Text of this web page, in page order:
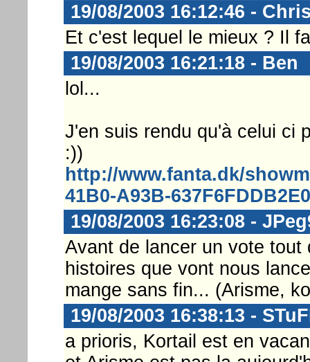
19/08/2003 16:12:46 -
Et c'est lequel le mieux ? Il
19/08/2003 16:21:18 - Ben
lol...
J'en suis rendu qu'à celui ci
:))
http://www.fanta.dk/
41B0-A93B-637F6FDDB2E0
19/08/2003 16:23:08 -
Avant de lancer un vote
histoires que vont nous
mange sans fin... (Arisme,
19/08/2003 16:38:13 -
a prioris, Kortail est en